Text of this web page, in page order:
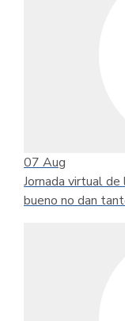
07 Aug
Jornada virtual
bueno no dan